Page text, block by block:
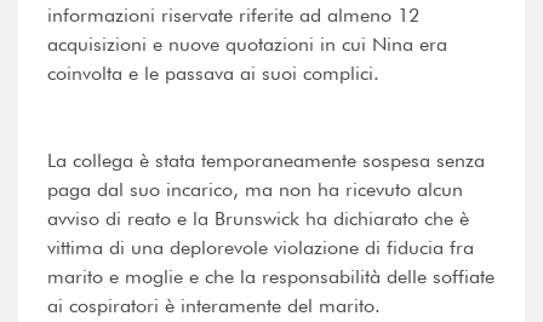
informazioni riservate riferite ad almeno 12
acquisizioni e nuove quotazioni in cui Nina era
coinvolta e le passava ai suoi complici.
La collega è stata temporaneamente sospesa senza
paga dal suo incarico, ma non ha ricevuto alcun
avviso di reato e la Brunswick ha dichiarato che è
vittima di una deplorevole violazione di fiducia fra
marito e moglie e che la responsabilità delle soffiate
ai cospiratori è interamente del marito.